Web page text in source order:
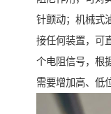
针颤动；机械式
接任何装置，可
个电阻信号，根
需要增加高、低